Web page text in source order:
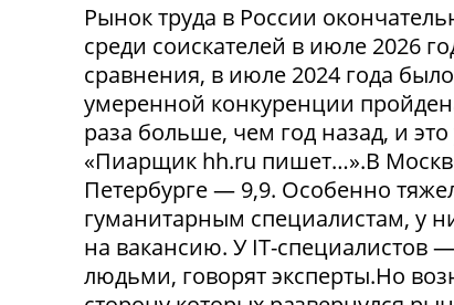
Рынок труда в России
среди соискателей в июле 2026
сравнения, в июле 2024 года
умеренной конкуренции
раза больше, чем год назад, и
«Пиарщик hh.ru пишет…».В
Петербурге — 9,9. Особенно
гуманитарным специалистам, у
на вакансию. У IT-специалистов
людьми, говорят эксперты.Но